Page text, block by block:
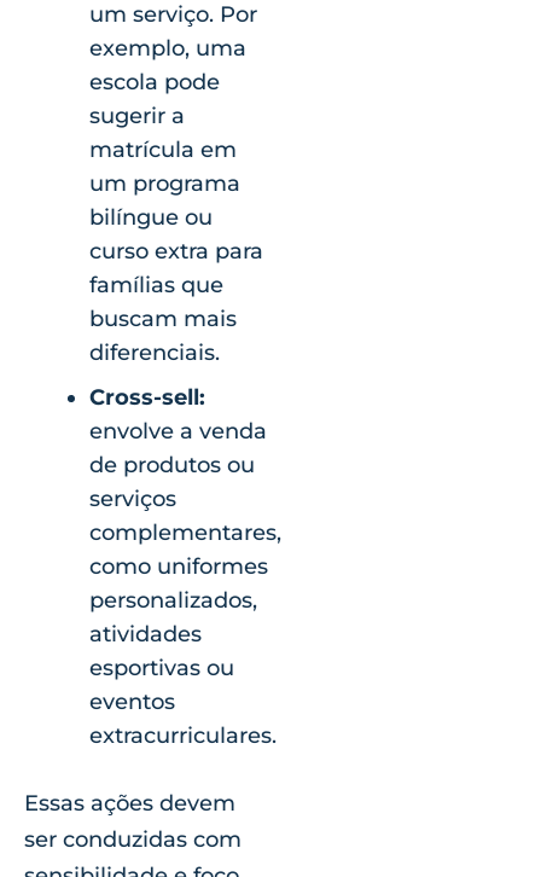
um serviço. Por
exemplo, uma
escola pode
sugerir a
matrícula em
um programa
bilíngue ou
curso extra para
famílias que
buscam mais
diferenciais.
Cross-sell:
envolve a venda
de produtos ou
serviços
complementares,
como uniformes
personalizados,
atividades
esportivas ou
eventos
extracurriculares.
Essas ações devem
ser conduzidas com